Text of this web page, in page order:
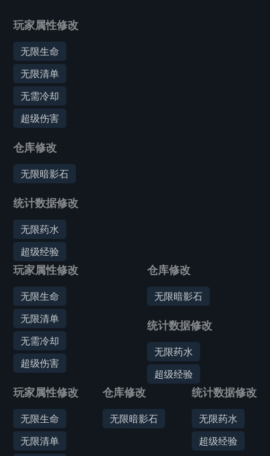
玩家属性修改
无限生命
无限清单
无需冷却
超级伤害
仓库修改
无限暗影石
统计数据修改
无限药水
超级经验
玩家属性修改
无限生命
无限清单
无需冷却
超级伤害
仓库修改
无限暗影石
统计数据修改
无限药水
超级经验
玩家属性修改
无限生命
无限清单
仓库修改
无限暗影石
统计数据修改
无限药水
超级经验